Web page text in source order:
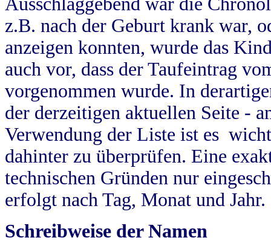
z.B. nach der Geburt krank war,
anzeigen konnten, wurde das
auch vor, dass der Taufeintrag
vorgenommen wurde. In
der derzeitigen aktuellen Seite -
Verwendung der Liste ist es
dahinter zu überprüfen. Eine
technischen Gründen nur
erfolgt nach Tag, Monat und Jahr.
Schreibweise der Namen